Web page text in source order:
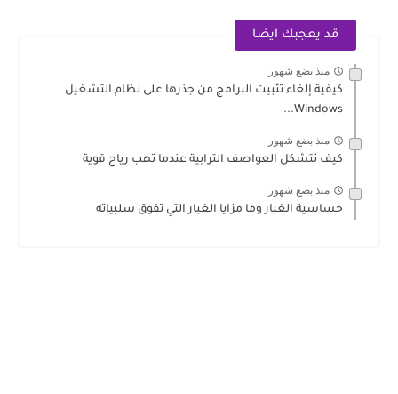
قد يعجبك ايضا
منذ بضع شهور
كيفية إلغاء تثبيت البرامج من جذرها على نظام التشغيل
Windows...
منذ بضع شهور
كيف تتشكل العواصف الترابية عندما تهب رياح قوية
منذ بضع شهور
حساسية الغبار وما مزايا الغبار التي تفوق سلبياته